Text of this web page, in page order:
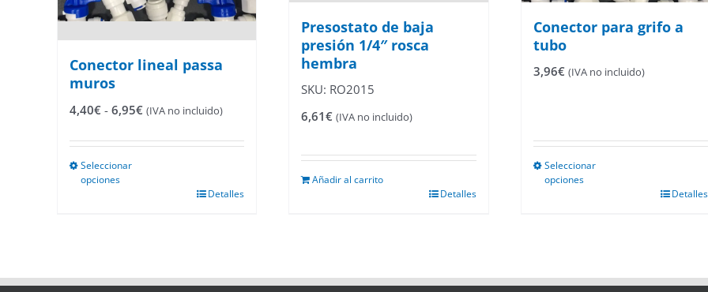
Conector lineal passa
muros
4,40€ - 6,95€Rango
precios:
(IVA no incluido)
Seleccionar
opciones
opciones
Detalles
Presostato de baja
presión 1/4″ rosca
hembra
SKU: RO2015
6,61€ (IVA no incluido)
Añadir al carrito
Detalles
Conector para grifo a
tubo
3,96€ (IVA no incluido)
Seleccionar
opciones
opciones
Detalles